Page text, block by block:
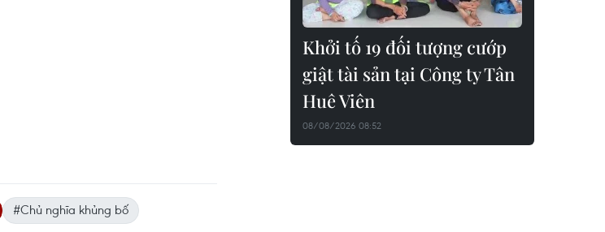
#Chủ nghĩa khủng bố
Khởi tố 19 đối tượng cướp
giật tài sản tại Công ty Tân
Huê Viên
08/08/2026 08:52